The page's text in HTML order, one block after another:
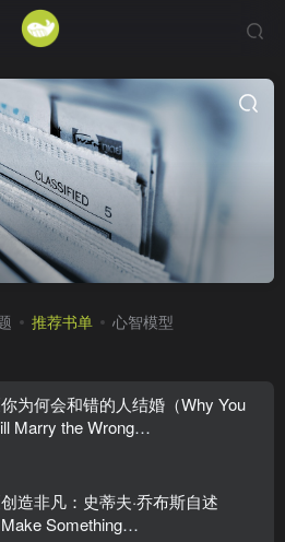
推荐书单
心智模型
你为何会和错的人结婚（Why You
Marry the Wrong
创造非凡：史蒂夫·乔布斯自述
Make Something